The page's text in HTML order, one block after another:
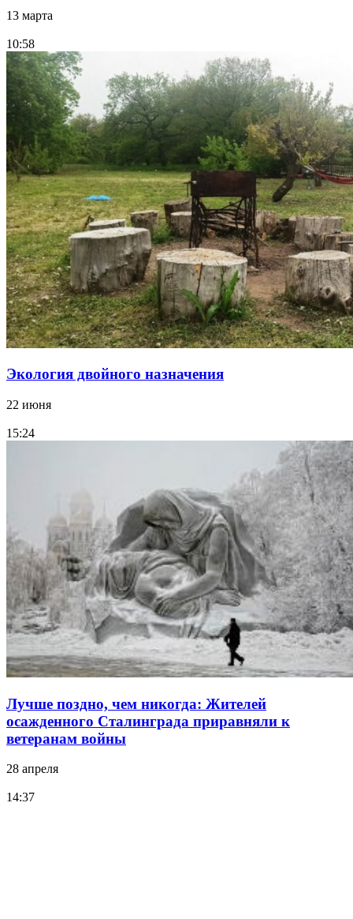
13 марта
10:58
Экология двойного назначения
22 июня
15:24
Лучше поздно, чем никогда: Жителей
осажденного Сталинграда приравняли к
ветеранам войны
28 апреля
14:37